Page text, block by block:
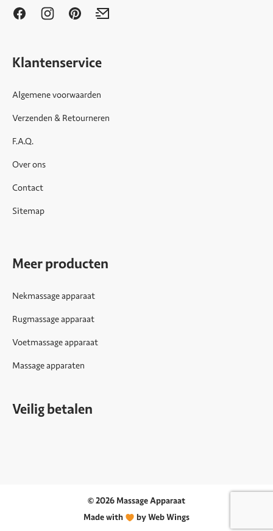
Klantenservice
Algemene voorwaarden
Verzenden & Retourneren
F.A.Q.
Over ons
Contact
Sitemap
Meer producten
Nekmassage apparaat
Rugmassage apparaat
Voetmassage apparaat
Massage apparaten
Veilig betalen
© 2026 Massage Apparaat
Made with
by Web Wings